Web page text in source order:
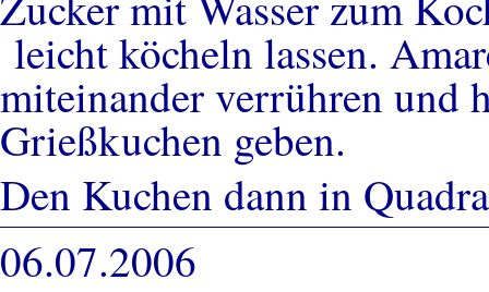
leicht köcheln lassen.
miteinander verrühren und
Grießkuchen geben.
Den Kuchen dann in
06.07.2006